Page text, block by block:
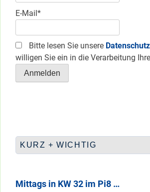
E-Mail*
Bitte lesen Sie unsere
willigen Sie ein in die Verarbeitung
KURZ + WICHTIG
Mittags in KW 32 im Pi8 …